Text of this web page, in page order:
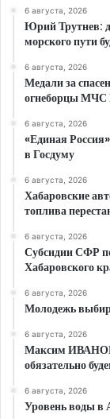
6 августа, 2026
Юрий Трутнев:
морского пути
6 августа, 2026
Медали за
огнеборцы МЧС
6 августа, 2026
«Единая
в Госдуму
6 августа, 2026
Хабаровские
топлива
6 августа, 2026
Субсидии СФР
Хабаровского
6 августа, 2026
Молодежь
6 августа, 2026
Максим
обязательно
6 августа, 2026
Уровень воды в